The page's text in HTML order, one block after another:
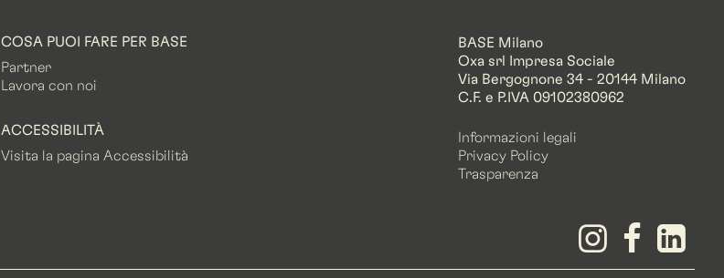
COSA PUOI FARE PER BASE
Partner
Lavora con noi
ACCESSIBILITÀ
Visita la pagina Accessibilità
BASE Milano
Oxa srl Impresa Sociale
Via Bergognone 34 - 20144 Milano
C.F. e P.IVA 09102380962
Informazioni legali
Privacy Policy
Trasparenza